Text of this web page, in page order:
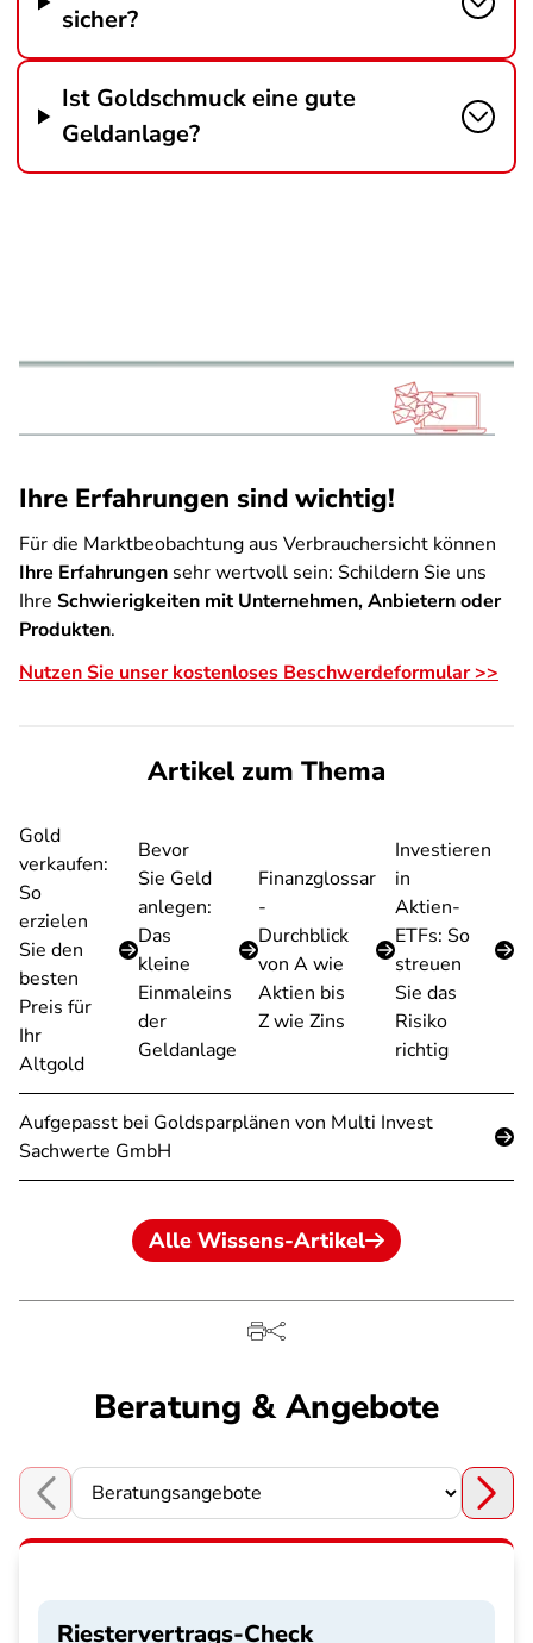
sicher?
Ist Goldschmuck eine gute
Geldanlage?
Ihre Erfahrungen sind wichtig!
Für die Marktbeobachtung aus Verbrauchersicht können
Ihre Erfahrungen sehr wertvoll sein: Schildern Sie uns
Ihre Schwierigkeiten mit Unternehmen, Anbietern oder
Produkten.
Nutzen Sie unser kostenloses Beschwerdeformular >>
Artikel zum Thema
Gold
verkaufen:
So
erzielen
Sie den
besten
Preis für
Ihr
Altgold
Bevor
Sie Geld
anlegen:
Das
kleine
Einmaleins
der
Geldanlage
Finanzglossar
-
Durchblick
von A wie
Aktien bis
Z wie Zins
Investieren
in
Aktien-
ETFs: So
streuen
Sie das
Risiko
richtig
Aufgepasst bei Goldsparplänen von Multi Invest
Sachwerte GmbH
Alle Wissens-Artikel
Beratung & Angebote
Choose a section
Riestervertrags-Check